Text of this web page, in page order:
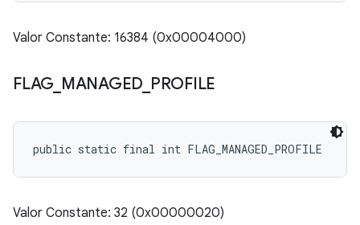
Valor Constante: 16384 (0x00004000)
FLAG MANAGED PROFILE
public static final int FLAG_MANAGED_PROFILE
Valor Constante: 32 (0x00000020)